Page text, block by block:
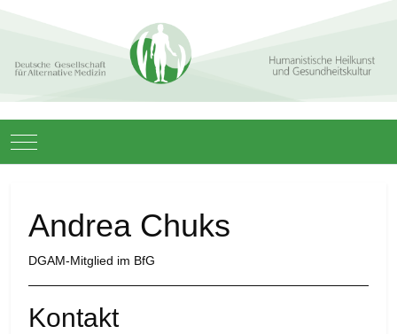
Mobile Menu Toggle
Andrea Chuks
DGAM-Mitglied im BfG
Kontakt